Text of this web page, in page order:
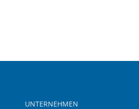
UNTERNEHMEN